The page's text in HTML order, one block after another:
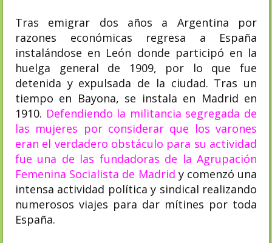
Tras emigrar dos años a Argentina por
razones económicas​ regresa a España
instalándose en León donde participó en la
huelga general de 1909, por lo que fue
detenida y expulsada de la ciudad. Tras un
tiempo en Bayona, se instala en Madrid en
1910. Defendiendo la militancia segregada de
las mujeres por considerar que los varones
eran el verdadero obstáculo para su actividad
fue una de las fundadoras de la Agrupación
Femenina Socialista de Madrid​ y comenzó una
intensa actividad política y sindical realizando
numerosos viajes para dar mítines por toda
España.